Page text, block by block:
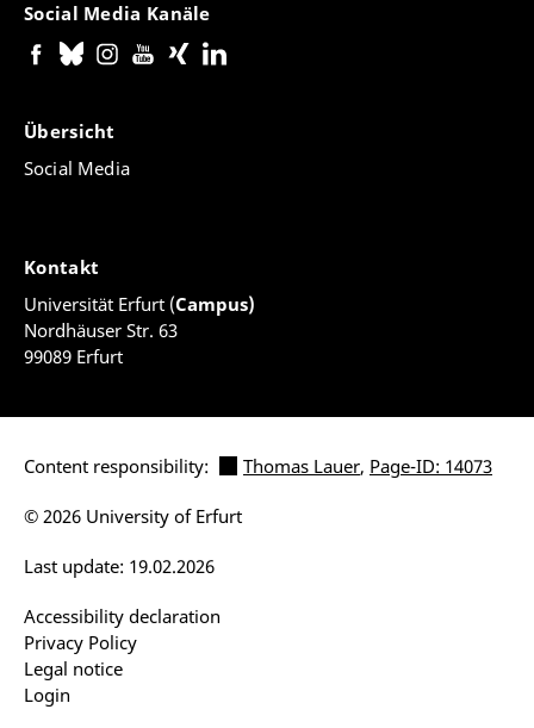
Social Media Kanäle
Übersicht
Social Media
Kontakt
Universität Erfurt (Campus)
Nordhäuser Str. 63
99089 Erfurt
Content responsibility: Thomas Lauer, Page-ID: 14073
Accessibility declaration
Privacy Policy
Legal notice
Login
Last update: 19.02.2026
© 2026 University of Erfurt